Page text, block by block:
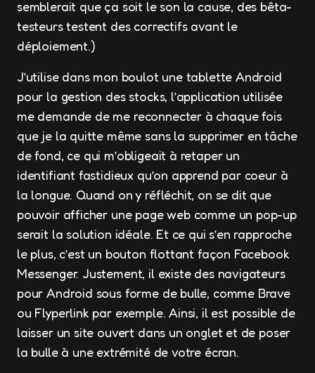
semblerait que ça soit le son la cause, des bêta-
testeurs testent des correctifs avant le
déploiement.)
J’utilise dans mon boulot une tablette Android
pour la gestion des stocks, l’application utilisée
me demande de me reconnecter à chaque fois
que je la quitte même sans la supprimer en tâche
de fond, ce qui m’obligeait à retaper un
identifiant fastidieux qu’on apprend par coeur à
la longue. Quand on y réfléchit, on se dit que
pouvoir afficher une page web comme un pop-up
serait la solution idéale. Et ce qui s’en rapproche
le plus, c’est un bouton flottant façon Facebook
Messenger. Justement, il existe des navigateurs
pour Android sous forme de bulle, comme Brave
ou Flyperlink par exemple. Ainsi, il est possible de
laisser un site ouvert dans un onglet et de poser
la bulle à une extrémité de votre écran.